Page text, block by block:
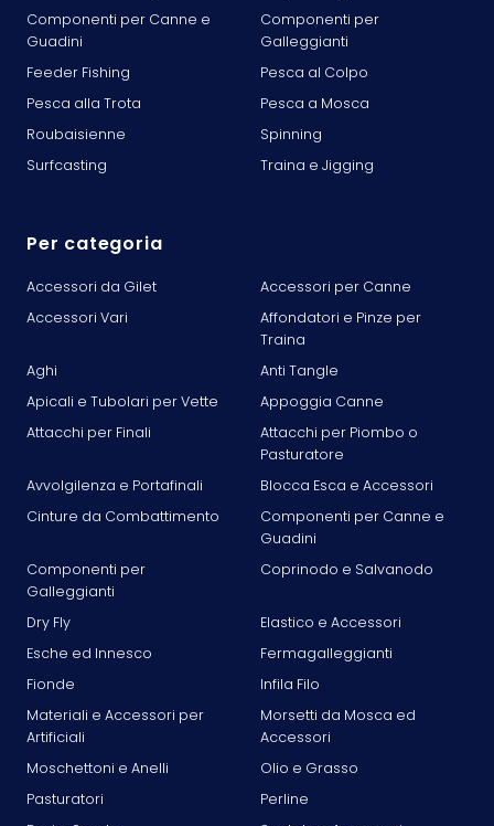
Componenti per Canne e
Guadini
Componenti per
Galleggianti
Feeder Fishing
Pesca al Colpo
Pesca alla Trota
Pesca a Mosca
Roubaisienne
Spinning
Surfcasting
Traina e Jigging
Per categoria
Accessori da Gilet
Accessori per Canne
Accessori Vari
Affondatori e Pinze per
Traina
Aghi
Anti Tangle
Apicali e Tubolari per Vette
Appoggia Canne
Attacchi per Finali
Attacchi per Piombo o
Pasturatore
Avvolgilenza e Portafinali
Blocca Esca e Accessori
Cinture da Combattimento
Componenti per Canne e
Guadini
Componenti per
Galleggianti
Coprinodo e Salvanodo
Dry Fly
Elastico e Accessori
Esche ed Innesco
Fermagalleggianti
Fionde
Infila Filo
Materiali e Accessori per
Artificiali
Morsetti da Mosca ed
Accessori
Moschettoni e Anelli
Olio e Grasso
Pasturatori
Perline